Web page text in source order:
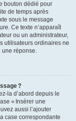
bouton dédié pour
de temps après
sous le message
Ce texte n’apparaît
ou un administrateur,
utilisateurs ordinaires ne
une réponse.
?
la d’abord depuis le
« Insérer une
aussi l’ajouter
case correspondante